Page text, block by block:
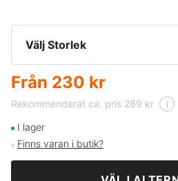
Välj Storlek
XXS
S
Från 230 kr
Rekommenderat ca. pris 289 kr i
I lager
Finns varan i butik?